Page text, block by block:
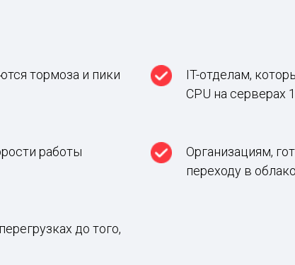
тормоза и пики
IT-отделам,
CPU на серверах
работы
Организациям,
переходу в
до того,